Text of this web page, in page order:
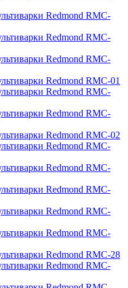
Redmond RMC-
Redmond RMC-
Redmond RMC-
Redmond RMC-01
Redmond RMC-
Redmond RMC-
Redmond RMC-02
Redmond RMC-
Redmond RMC-
Redmond RMC-
Redmond RMC-
Redmond RMC-
Redmond RMC-28
Redmond RMC-